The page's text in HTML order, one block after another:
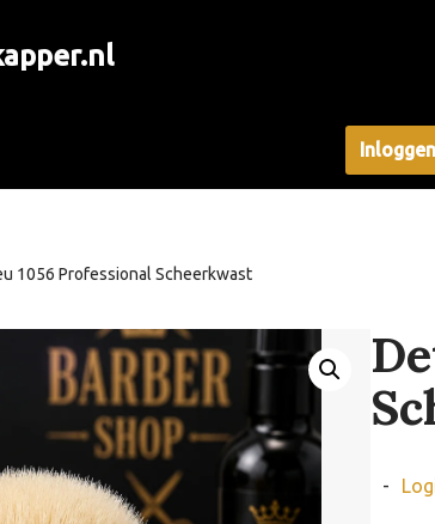
Inloggen
1056 Professional Scheerkwast
-